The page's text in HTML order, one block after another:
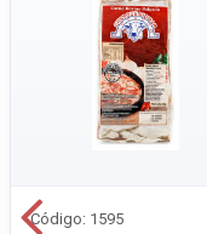
Código: 1595